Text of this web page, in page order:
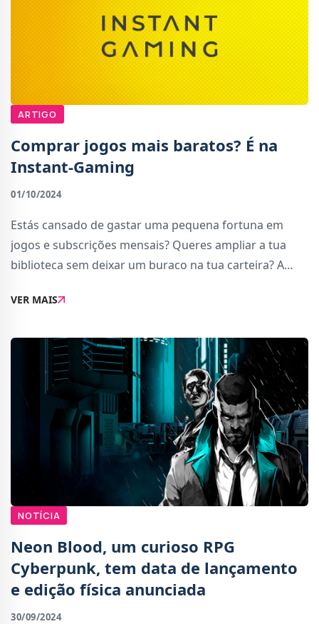
ARTIGO
Comprar jogos mais baratos? É na
Instant-Gaming
01/10/2024
Estás cansado de gastar uma pequena fortuna em
jogos e subscrições mensais? Queres ampliar a tua
biblioteca sem deixar um buraco na tua carteira? A
Gaming é uma loja online onde podes comprar
VER MAIS
NOTÍCIA
Neon Blood, um curioso RPG
Cyberpunk, tem data de lançamento
e edição física anunciada
30/09/2024